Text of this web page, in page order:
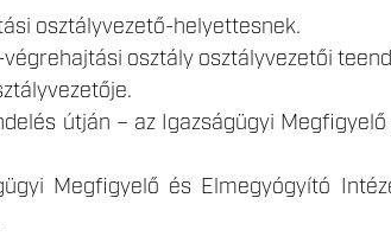
osztályvezető-helyettesnek.
osztály osztályvezetői
útján – az Igazságügyi
Megfigyelő és Elmegyógyító